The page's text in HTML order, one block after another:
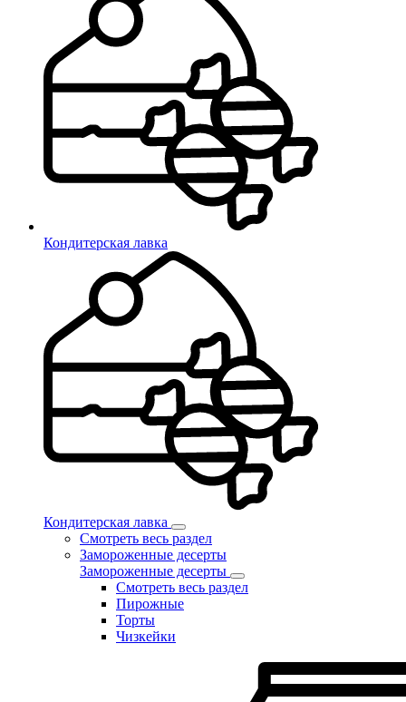
Кондитерская лавка
Кондитерская лавка
Смотреть весь раздел
Замороженные десерты
Замороженные десерты
Смотреть весь раздел
Пирожные
Торты
Чизкейки